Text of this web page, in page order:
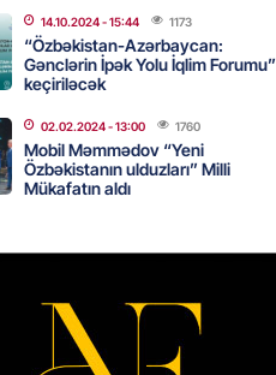
dən mikro biznes
5%-dək endirim
- 14:28 101
avtomobil qaçıran və
mobil telefon oğurlayan
karta istədiyiniz qədər
edə bilərsiniz – VİDEO
14.10.2024- 15:44 1173
“Özbəkistan-Azərbaycan:
Gənclərin İpək Yolu İqlim Forumu”
keçiriləcək
02.02.2024- 13:00 1760
Mobil Məmmədov “Yeni
Özbəkistanın ulduzları” Milli
Mükafatın aldı